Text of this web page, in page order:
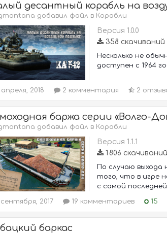
десантный корабль на
добавил файл в Корабли
Версия 1.0.0
358 скачиваний
Несколько не
доступен с 1964
2018 2 комментария 2
баржа серии «Волго-
добавил файл в Корабли
Версия 1.1.1
1 806 скачиваний
По случаю выхода
того, что в игре
с самой
сентября, 2017 19 комментариев 15
баркас